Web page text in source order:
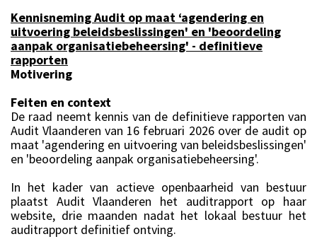
Kennisneming Audit op maat ‘agendering en
uitvoering beleidsbeslissingen' en 'beoordeling
aanpak organisatiebeheersing' - definitieve
rapporten
Motivering
Feiten en context
De raad neemt kennis van de definitieve rapporten van
Audit Vlaanderen van 16 februari 2026 over de audit op
maat 'agendering en uitvoering van beleidsbeslissingen'
en 'beoordeling aanpak organisatiebeheersing'.
In het kader van actieve openbaarheid van bestuur
plaatst Audit Vlaanderen het auditrapport op haar
website, drie maanden nadat het lokaal bestuur het
auditrapport definitief ontving.